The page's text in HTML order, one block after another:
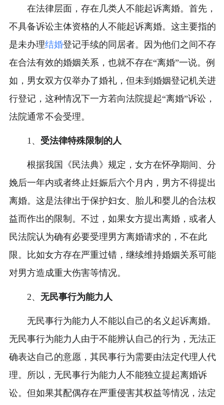
在法律层面，存在几类人不能起诉离婚。首先，
不具备诉讼主体资格的人不能起诉离婚。这主要指的
是未办理结婚登记手续的同居者。因为他们之间不存
在合法有效的婚姻关系，也就不存在“离婚”一说。例
如，男女双方仅举办了婚礼，但未到婚姻登记机关进
行登记，这种情况下一方若向法院提起“离婚”诉讼，
法院通常不会受理。
1、 受法律特殊限制的人
根据我国《民法典》规定，女方在怀孕期间、分
娩后一年内或者终止妊娠后六个月内，男方不得提出
离婚。这是法律出于保护妇女、胎儿和婴儿的合法权
益而作出的限制。不过，如果女方提出离婚，或者人
民法院认为确有必要受理男方离婚请求的，不在此
限。比如女方存在严重过错，继续维持婚姻关系可能
对男方造成重大伤害等情况。
2、 无民事行为能力人
无民事行为能力人不能以自己的名义起诉离婚。
无民事行为能力人由于不能辨认自己的行为，无法正
确表达自己的意愿，其民事行为需要由法定代理人代
理。所以，无民事行为能力人不能独立提起离婚诉
讼。但如果其配偶存在严重侵害其权益等情况，法定